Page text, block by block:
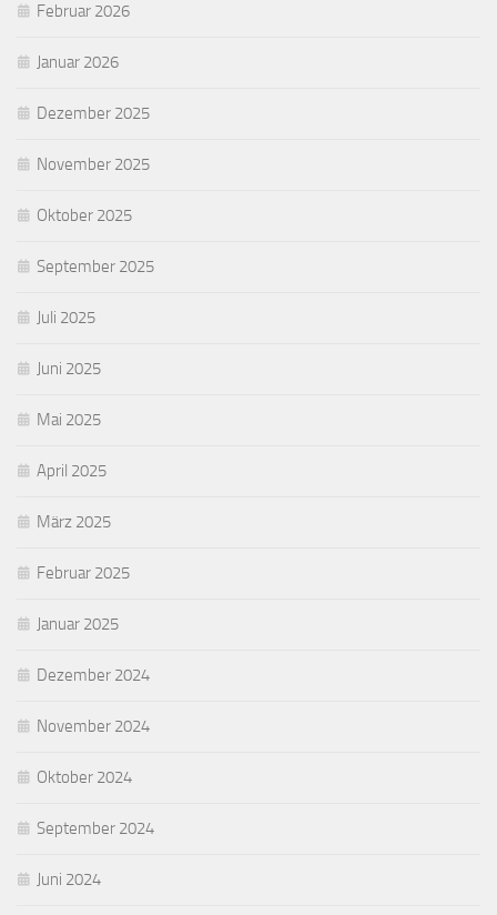
Februar 2026
Januar 2026
Dezember 2025
November 2025
Oktober 2025
September 2025
Juli 2025
Juni 2025
Mai 2025
April 2025
März 2025
Februar 2025
Januar 2025
Dezember 2024
November 2024
Oktober 2024
September 2024
Juni 2024